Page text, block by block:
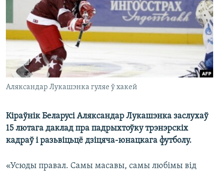
КУЛЬТУРА
КАЛЯНДАР
НА ХВАЛЯХ СВАБОДЫ
Аляксандар Лукашэнка гуляе ў хакей
Кіраўнік Беларусі Аляксандар Лукашэнка заслухаў
15 лютага даклад пра падрыхтоўку трэнэрскіх
кадраў і разьвіцьцё дзіцяча-юнацкага футболу.
«Усюды правал. Самы масавы, самы любімы від